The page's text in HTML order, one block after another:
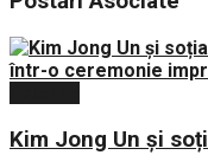
Kim Jong Un și